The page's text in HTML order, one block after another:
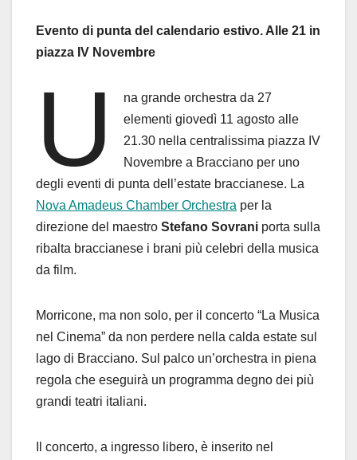
Evento di punta del calendario estivo. Alle 21 in
piazza IV Novembre
U
na grande orchestra da 27
elementi giovedì 11 agosto alle
21.30 nella centralissima piazza IV
Novembre a Bracciano per uno
degli eventi di punta dell’estate braccianese. La
Nova Amadeus Chamber Orchestra per la
direzione del maestro Stefano Sovrani porta sulla
ribalta braccianese i brani più celebri della musica
da film.
Morricone, ma non solo, per il concerto “La Musica
nel Cinema” da non perdere nella calda estate sul
lago di Bracciano. Sul palco un’orchestra in piena
regola che eseguirà un programma degno dei più
grandi teatri italiani.
Il concerto, a ingresso libero, è inserito nel